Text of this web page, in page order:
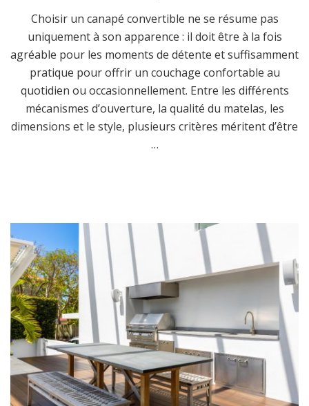
Choisir un canapé convertible ne se résume pas
uniquement à son apparence : il doit être à la fois
agréable pour les moments de détente et suffisamment
pratique pour offrir un couchage confortable au
quotidien ou occasionnellement. Entre les différents
mécanismes d’ouverture, la qualité du matelas, les
dimensions et le style, plusieurs critères méritent d’être
…